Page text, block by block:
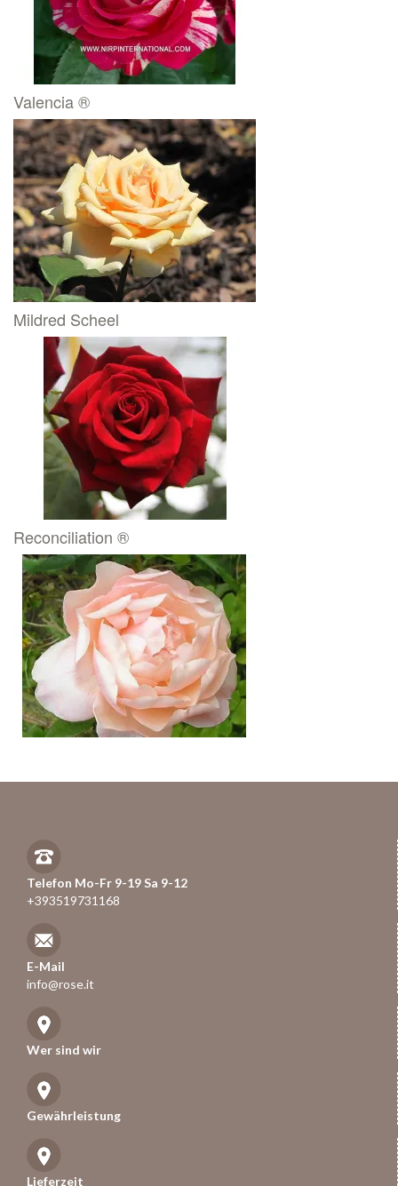
Valencia ®
Mildred Scheel
Reconciliation ®
Telefon Mo-Fr 9-19 Sa 9-12
+393519731168
E-Mail
info@rose.it
Wer sind wir
Gewährleistung
Lieferzeit